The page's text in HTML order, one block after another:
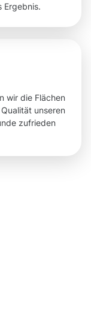
Ergebnis.
wir die Flächen
unseren
zufrieden